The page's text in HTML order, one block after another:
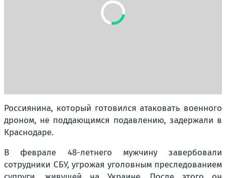
Россиянина, который готовился атаковать военного
дроном, не поддающимся подавлению, задержали в
Краснодаре.
В феврале 48-летнего мужчину завербовали
сотрудники СБУ, угрожая уголовным преследованием